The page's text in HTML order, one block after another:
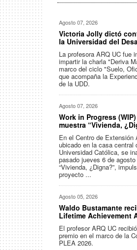
Agosto 07, 2026
Victoria Jolly dictó
la Universidad del
La profesora ARQ UC fue
impartir la charla "Deriva
marco del ciclo "Suelo,
que acompaña la
de la UDD.
Agosto 07, 2026
Work in Progress
muestra “Vivienda,
En el Centro de Extensión
ubicado en la casa central
Universidad Católica, se
pasado jueves 6 de
“Vivienda, ¿Digna?”,
proyecto ...
Agosto 05, 2026
Waldo Bustamante
Lifetime Achievement
El profesor ARQ UC
premio en el marco de la
PLEA 2026.